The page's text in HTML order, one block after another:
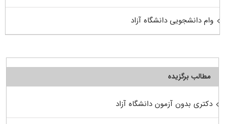
وام دانشجویی دانشگاه آزاد
مطالب برگزیده
دکتری بدون آزمون دانشگاه آزاد